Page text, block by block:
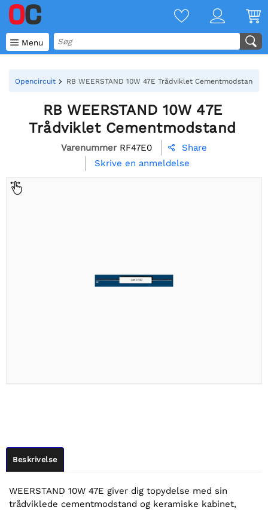
 Menu
Opencircuit RB WEERSTAND 10W 47E Trådviklet Cementmodstand
RB WEERSTAND 10W 47E
Trådviklet Cementmodstand
Varenummer RF47E0 
Share
Skrive en anmeldelse
Beskrivelse
WEERSTAND 10W 47E giver dig topydelse med sin
trådviklede cementmodstand og keramiske kabinet,